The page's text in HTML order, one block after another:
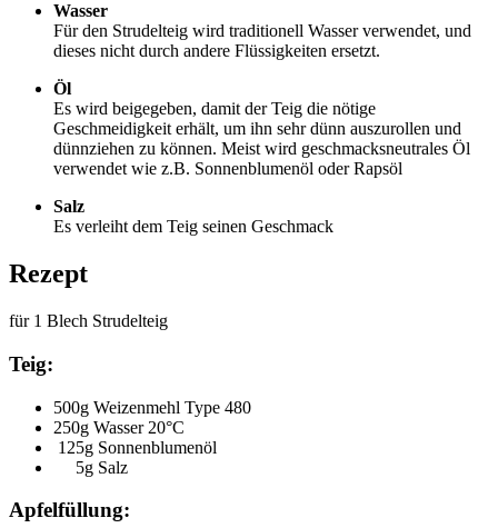
Wasser
Für den Strudelteig wird traditionell Wasser verwendet, und
dieses nicht durch andere Flüssigkeiten ersetzt.
Öl
Es wird beigegeben, damit der Teig die nötige
Geschmeidigkeit erhält, um ihn sehr dünn auszurollen und
dünnziehen zu können. Meist wird geschmacksneutrales Öl
verwendet wie z.B. Sonnenblumenöl oder Rapsöl
Salz
Es verleiht dem Teig seinen Geschmack
Rezept
für 1 Blech Strudelteig
Teig:
500g Weizenmehl Type 480
250g Wasser 20°C
125g Sonnenblumenöl
5g Salz
Apfelfüllung: